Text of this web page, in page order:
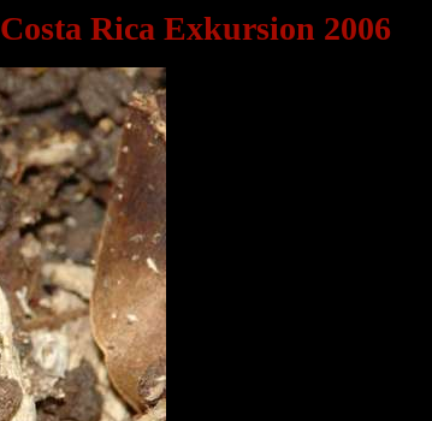
Costa Rica Exkursion 2006